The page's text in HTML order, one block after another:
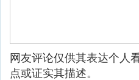
网友评论仅供其表达个人
点或证实其描述。